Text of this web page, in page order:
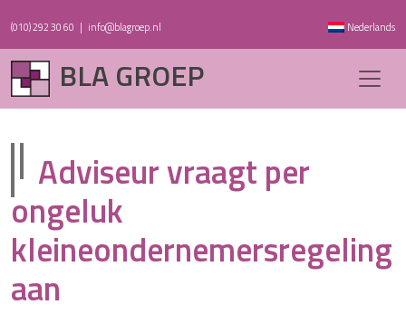
(010) 292 30 60 | info@blagroep.nl Nederlands
BLA GROEP
Adviseur vraagt per
ongeluk
kleineondernemersregeling
aan